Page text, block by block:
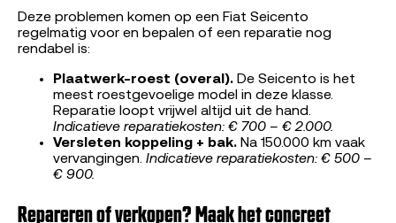
Deze problemen komen op een Fiat Seicento
regelmatig voor en bepalen of een reparatie nog
rendabel is:
Plaatwerk-roest (overal). De Seicento is het
meest roestgevoelige model in deze klasse.
Reparatie loopt vrijwel altijd uit de hand.
Indicatieve reparatiekosten: € 700 – € 2.000.
Versleten koppeling + bak. Na 150.000 km vaak
vervangingen. Indicatieve reparatiekosten: € 500 –
€ 900.
Repareren of verkopen? Maak het concreet